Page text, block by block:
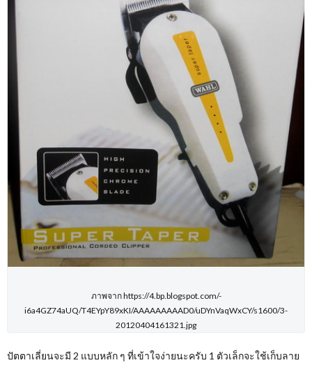
ภาพจาก https://4.bp.blogspot.com/-
i6a4GZ74aUQ/T4EYpY89xKI/AAAAAAAAAD0/uDYnVaqWxCY/s1600/3-
20120404161321.jpg
ปัตตาเลี่ยนจะมี 2 แบบหลัก ๆ ที่เข้าใจง่ายนะครับ 1 ตัวเล็กจะใช้เก็บลาย